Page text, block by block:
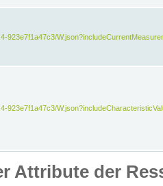
923e7f1a47c3/
923e7f1a47c3/
Attribute der